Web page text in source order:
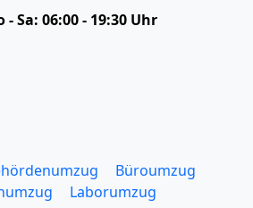
- Sa: 06:00 - 19:30 Uhr
Büroumzug
Laborumzug